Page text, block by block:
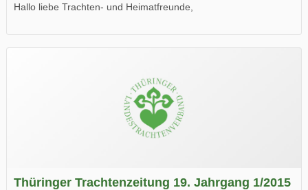
Hallo liebe Trachten- und Heimatfreunde,
Wir wünschen Euch viel Spaß beim Lesen.
Thüringer Trachtenzeitung 19. Jahrgang 1/2015